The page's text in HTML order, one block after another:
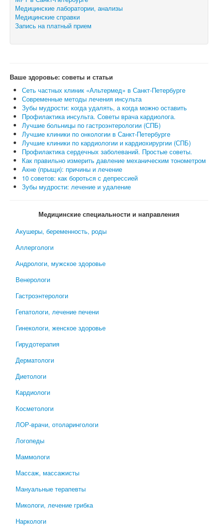
Медицинские лаборатории, анализы
Медицинские справки
Запись на платный прием
Ваше здоровье: советы и статьи
Сеть частных клиник «Альтермед» в Санкт-Петербурге
Современные методы лечения инсульта
Зубы мудрости: когда удалять, а когда можно оставить
Профилактика инсульта. Советы врача кардиолога.
Лучшие больницы по гастроэнтерологии (СПБ)
Лучшие клиники по онкологии в Санкт-Петербурге
Лучшие клиники по кардиологии и кардиохирургии (СПБ)
Профилактика сердечных заболеваний. Простые советы.
Как правильно измерить давление механическим тонометром
Акне (прыщи): причины и лечение
10 советов: как бороться с депрессией
Зубы мудрости: лечение и удаление
Медицинские специальности и направления
Акушеры, беременность, роды
Аллергологи
Андрологи, мужское здоровье
Венерологи
Гастроэнтерологи
Гепатологи, лечение печени
Гинекологи, женское здоровье
Гирудотерапия
Дерматологи
Диетологи
Кардиологи
Косметологи
ЛОР-врачи, отоларингологи
Логопеды
Маммологи
Массаж, массажисты
Мануальные терапевты
Микологи, лечение грибка
Наркологи